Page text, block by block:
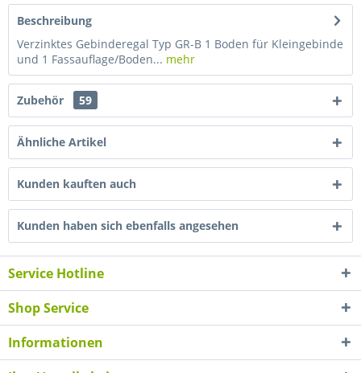
Beschreibung
Verzinktes Gebinderegal Typ GR-B 1 Boden für Kleingebinde
und 1 Fassauflage/Boden... mehr
Zubehör 59
Ähnliche Artikel
Kunden kauften auch
Kunden haben sich ebenfalls angesehen
Service Hotline
Shop Service
Informationen